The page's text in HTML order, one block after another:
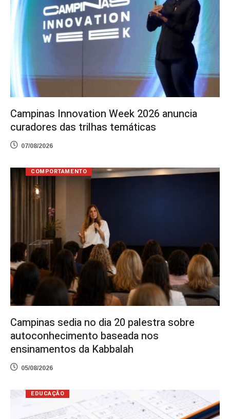
Campinas Innovation Week 2026 anuncia
curadores das trilhas temáticas
07/08/2026
COMPORTAMENTO
Campinas sedia no dia 20 palestra sobre
autoconhecimento baseada nos
ensinamentos da Kabbalah
05/08/2026
EDUCAÇÃO